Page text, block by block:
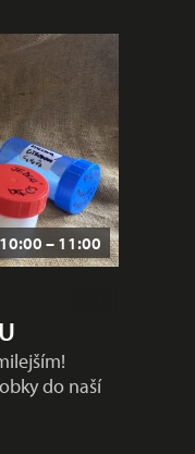
– 11:00
do naší